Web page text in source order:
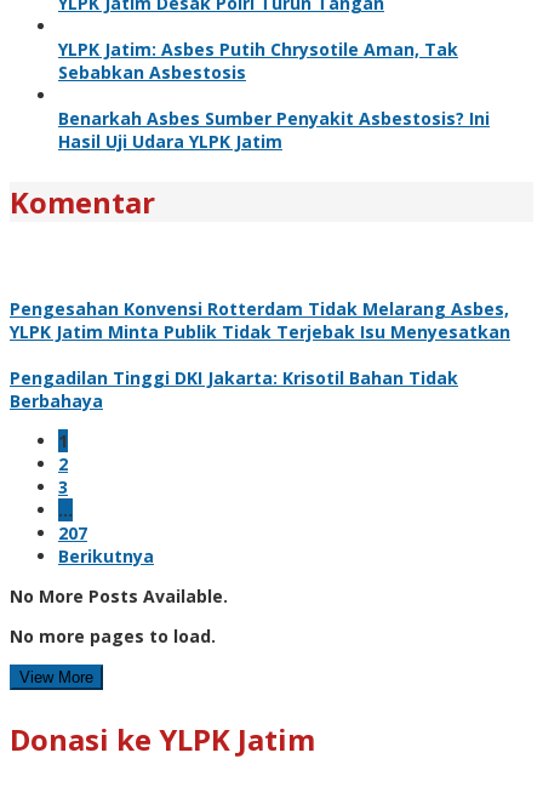
YLPK Jatim: Asbes Putih Chrysotile Aman, Tak
Sebabkan Asbestosis
Benarkah Asbes Sumber Penyakit Asbestosis? Ini
Hasil Uji Udara YLPK Jatim
Komentar
Pengesahan Konvensi Rotterdam Tidak Melarang Asbes,
YLPK Jatim Minta Publik Tidak Terjebak Isu Menyesatkan
Pengadilan Tinggi DKI Jakarta: Krisotil Bahan Tidak
Berbahaya
1
2
3
…
207
Berikutnya
No More Posts Available.
No more pages to load.
View More
Donasi ke YLPK Jatim